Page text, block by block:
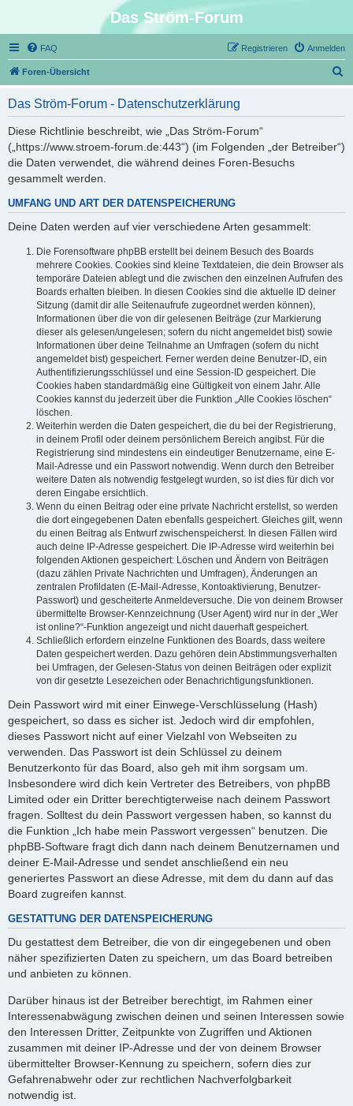
Das Ström-Forum
FAQ Anmelden
Registrieren
Foren-Übersicht
Das Ström-Forum - Datenschutzerklärung
Diese Richtlinie beschreibt, wie „Das Ström-Forum“
(„https://www.stroem-forum.de:443“) (im Folgenden „der Betreiber“)
die Daten verwendet, die während deines Foren-Besuchs
gesammelt werden.
UMFANG UND ART DER DATENSPEICHERUNG
Deine Daten werden auf vier verschiedene Arten gesammelt:
Die Forensoftware phpBB erstellt bei deinem Besuch des Boards
mehrere Cookies. Cookies sind kleine Textdateien, die dein Browser als
temporäre Dateien ablegt und die zwischen den einzelnen Aufrufen des
Boards erhalten bleiben. In diesen Cookies sind die aktuelle ID deiner
Sitzung (damit dir alle Seitenaufrufe zugeordnet werden können),
Informationen über die von dir gelesenen Beiträge (zur Markierung
dieser als gelesen/ungelesen; sofern du nicht angemeldet bist) sowie
Informationen über deine Teilnahme an Umfragen (sofern du nicht
angemeldet bist) gespeichert. Ferner werden deine Benutzer-ID, ein
Authentifizierungsschlüssel und eine Session-ID gespeichert. Die
Cookies haben standardmäßig eine Gültigkeit von einem Jahr. Alle
Cookies kannst du jederzeit über die Funktion „Alle Cookies löschen“
löschen.
Weiterhin werden die Daten gespeichert, die du bei der Registrierung,
in deinem Profil oder deinem persönlichem Bereich angibst. Für die
Registrierung sind mindestens ein eindeutiger Benutzername, eine E-
Mail-Adresse und ein Passwort notwendig. Wenn durch den Betreiber
weitere Daten als notwendig festgelegt wurden, so ist dies für dich vor
deren Eingabe ersichtlich.
Wenn du einen Beitrag oder eine private Nachricht erstellst, so werden
die dort eingegebenen Daten ebenfalls gespeichert. Gleiches gilt, wenn
du einen Beitrag als Entwurf zwischenspeicherst. In diesen Fällen wird
auch deine IP-Adresse gespeichert. Die IP-Adresse wird weiterhin bei
folgenden Aktionen gespeichert: Löschen und Ändern von Beiträgen
(dazu zählen Private Nachrichten und Umfragen), Änderungen an
zentralen Profildaten (E-Mail-Adresse, Kontoaktivierung, Benutzer-
Passwort) und gescheiterte Anmeldeversuche. Die von deinem Browser
übermittelte Browser-Kennzeichnung (User Agent) wird nur in der „Wer
ist online?“-Funktion angezeigt und nicht dauerhaft gespeichert.
Schließlich erfordern einzelne Funktionen des Boards, dass weitere
Daten gespeichert werden. Dazu gehören dein Abstimmungsverhalten
bei Umfragen, der Gelesen-Status von deinen Beiträgen oder explizit
von dir gesetzte Lesezeichen oder Benachrichtigungsfunktionen.
Dein Passwort wird mit einer Einwege-Verschlüsselung (Hash)
gespeichert, so dass es sicher ist. Jedoch wird dir empfohlen,
dieses Passwort nicht auf einer Vielzahl von Webseiten zu
verwenden. Das Passwort ist dein Schlüssel zu deinem
Benutzerkonto für das Board, also geh mit ihm sorgsam um.
Insbesondere wird dich kein Vertreter des Betreibers, von phpBB
Limited oder ein Dritter berechtigterweise nach deinem Passwort
fragen. Solltest du dein Passwort vergessen haben, so kannst du
die Funktion „Ich habe mein Passwort vergessen“ benutzen. Die
phpBB-Software fragt dich dann nach deinem Benutzernamen und
deiner E-Mail-Adresse und sendet anschließend ein neu
generiertes Passwort an diese Adresse, mit dem du dann auf das
Board zugreifen kannst.
GESTATTUNG DER DATENSPEICHERUNG
Du gestattest dem Betreiber, die von dir eingegebenen und oben
näher spezifizierten Daten zu speichern, um das Board betreiben
und anbieten zu können.
Darüber hinaus ist der Betreiber berechtigt, im Rahmen einer
Interessenabwägung zwischen deinen und seinen Interessen sowie
den Interessen Dritter, Zeitpunkte von Zugriffen und Aktionen
zusammen mit deiner IP-Adresse und der von deinem Browser
übermittelter Browser-Kennung zu speichern, sofern dies zur
Gefahrenabwehr oder zur rechtlichen Nachverfolgbarkeit
notwendig ist.